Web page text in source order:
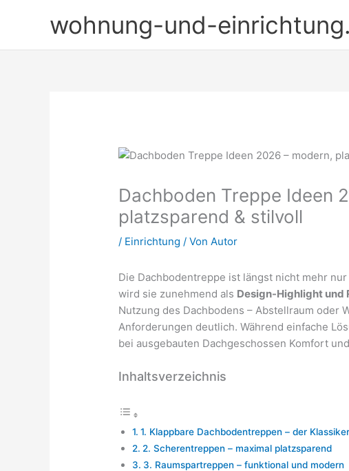
wohnung-und-
Dachboden Treppe Ideen
platzsparend & stilvoll
/ Einrichtung / VonAutor
Die Dachbodentreppe ist längst nicht mehr
wird sie zunehmend als Design-Highlight und
Nutzung des Dachbodens – Abstellraum oder
Anforderungen deutlich. Während einfache
bei ausgebauten Dachgeschossen Komfort
Inhaltsverzeichnis
1. Klappbare Dachbodentreppen – der
2. Scherentreppen – maximal platzsparend
3. Raumspartreppen – funktional und modern